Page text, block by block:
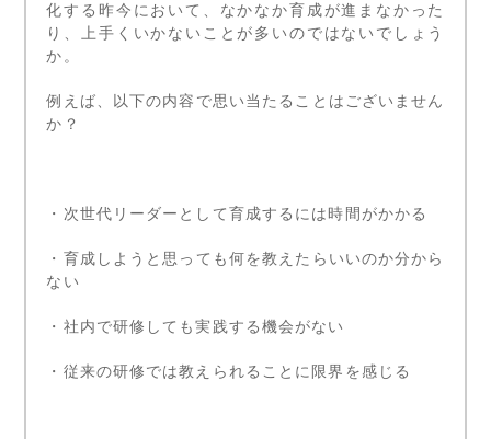
化する昨今において、なかなか育成が進まなかった
り、上手くいかないことが多いのではないでしょう
か。
例えば、以下の内容で思い当たることはございません
か？
・次世代リーダーとして育成するには時間がかかる
・育成しようと思っても何を教えたらいいのか分から
ない
・社内で研修しても実践する機会がない
・従来の研修では教えられることに限界を感じる